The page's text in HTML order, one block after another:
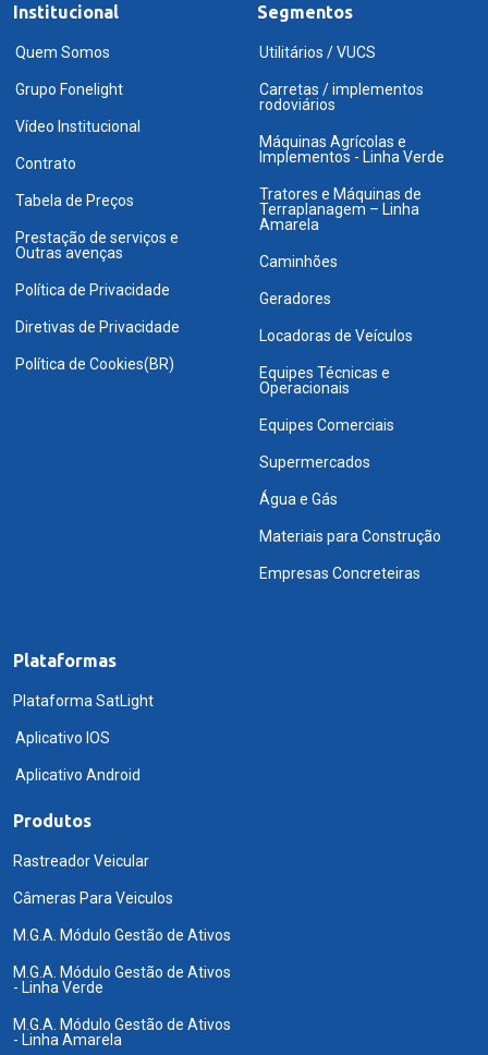
Institucional
Quem Somos
Grupo Fonelight
Vídeo Institucional
Contrato
Tabela de Preços
Prestação de serviços e
Outras avenças
Política de Privacidade
Diretivas de Privacidade
Política de Cookies(BR)
Segmentos
Utilitários / VUCS
Carretas / implementos
rodoviários
Máquinas Agrícolas e
Implementos - Linha Verde
Tratores e Máquinas de
Terraplanagem – Linha
Amarela
Caminhões
Geradores
Locadoras de Veículos
Equipes Técnicas e
Operacionais
Equipes Comerciais
Supermercados
Água e Gás
Materiais para Construção
Empresas Concreteiras
Plataformas
Plataforma SatLight
Aplicativo IOS
Aplicativo Android
Produtos
Rastreador Veicular
Câmeras Para Veiculos
M.G.A. Módulo Gestão de Ativos
M.G.A. Módulo Gestão de Ativos
- Linha Verde
M.G.A. Módulo Gestão de Ativos
- Linha Amarela